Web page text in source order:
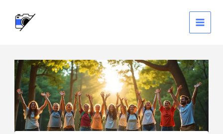
contenu